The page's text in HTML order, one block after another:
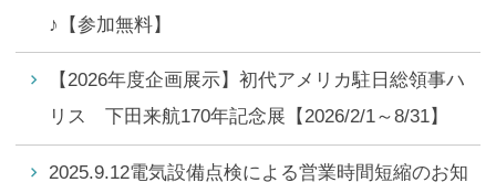
♪【参加無料】
【2026年度企画展示】初代アメリカ駐日総領事ハ
リス 下田来航170年記念展【2026/2/1～8/31】
2025.9.12電気設備点検による営業時間短縮のお知